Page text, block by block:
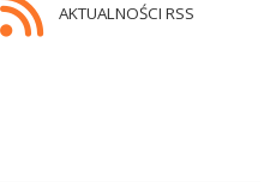
AKTUALNOŚCI RSS